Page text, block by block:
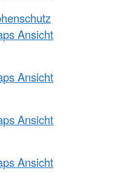
Ansicht
Ansicht
Ansicht
Ansicht